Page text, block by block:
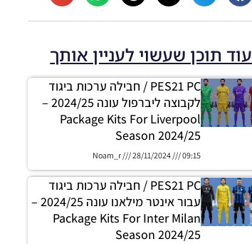
עוד תוכן שעשוי לעניין אותך
PES21 PC / חבילה ערכות ביגוד
לקבוצה ליברפול עונה 2024/25 –
Package Kits For Liverpool
Season 2024/25
Noam_r 28/11/2024 09:15
PES21 PC / חבילה ערכות ביגוד
עבור אינטר מילאנו עונה 2024/25 –
Package Kits For Inter Milan
Season 2024/25